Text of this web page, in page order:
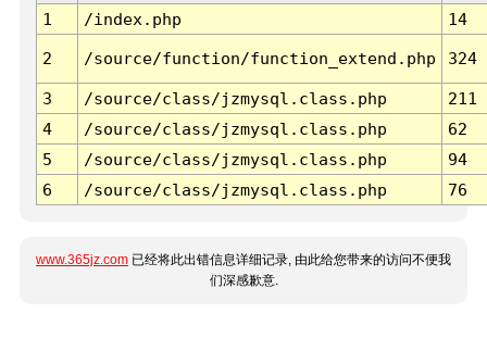
1
/index.php 14
2 /source/function/function_extend.php 324
3 /source/class/jzmysql.class.php
211
4
/source/class/jzmysql.class.php
62
5
/source/class/jzmysql.class.php
94
6
/source/class/jzmysql.class.php 76
www.365jz.com 已经将此出错信息详细记录, 由此给您带来的访问不便我
们深感歉意.